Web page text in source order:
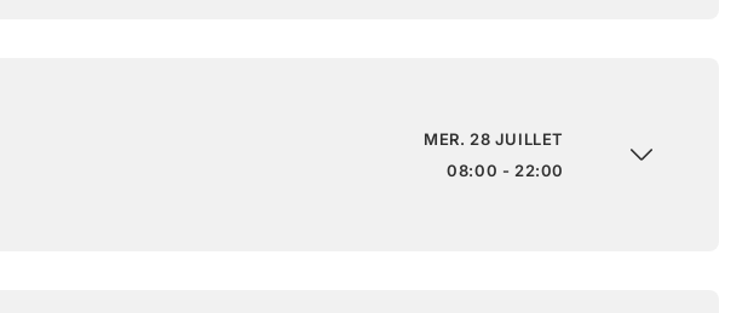
MER. 28 JUILLET
08:00 - 22:00